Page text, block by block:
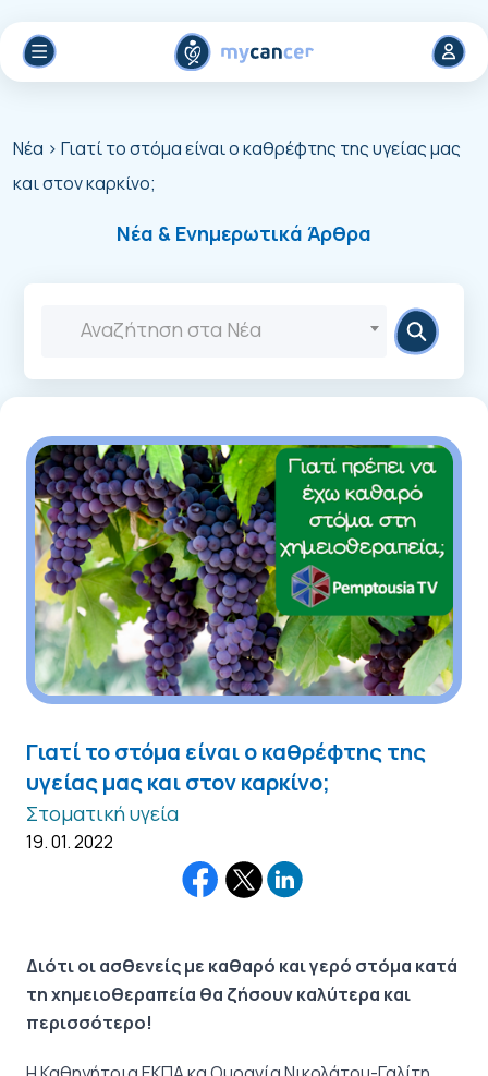
Νέα > Γιατί το στόμα είναι ο καθρέφτης της υγείας μας
και στον καρκίνο;
Νέα & Ενημερωτικά Άρθρα
Αναζήτηση στα Νέα
Γιατί το στόμα είναι ο καθρέφτης της
υγείας μας και στον καρκίνο;
Στοματική υγεία
19. 01. 2022
Διότι οι ασθενείς με καθαρό και γερό στόμα κατά
τη χημειοθεραπεία θα ζήσουν καλύτερα και
περισσότερο!